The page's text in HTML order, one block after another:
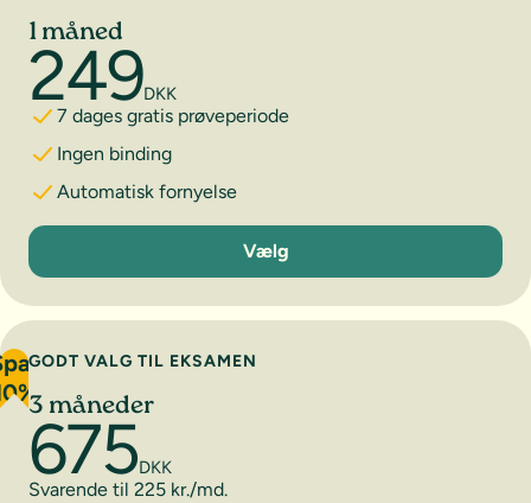
1 måned
249DKK
7 dages gratis prøveperiode
Ingen binding
Automatisk fornyelse
1 måned
Vælg
GODT VALG TIL EKSAMEN
3 måneder
675DKK
Svarende til 225 kr./md.